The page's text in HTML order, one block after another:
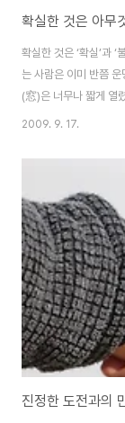
확실한 것은 아무
확실한 것은 ‘확실’과
는 사람은 이미 반쯤
(窓)은 너무나 짧게 열
렸다가 다시 닫히기를
는 사업이 불확실성과
존재인 것이다. 이 사
상황(내지 진실)과 동
이라고 할지라도(盛者
2009. 9. 17.
진정한 도전과의